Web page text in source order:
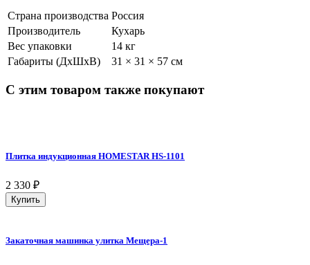
Страна производства Россия
Производитель
Кухарь
Вес упаковки
14 кг
Габариты (ДхШхВ)
31 × 31 × 57 см
С этим товаром также покупают
Плитка индукционная HOMESTAR HS-1101
2 330 ₽
Купить
Закаточная машинка улитка Мещера-1